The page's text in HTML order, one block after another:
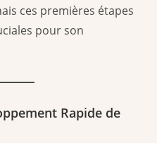
ces premières étapes
pour son
Rapide de